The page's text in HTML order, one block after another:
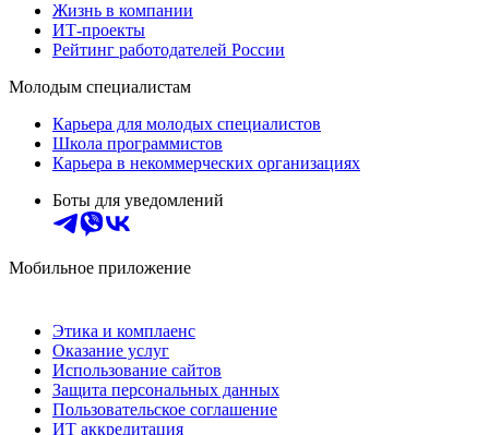
Жизнь в компании
ИТ-проекты
Рейтинг работодателей России
Молодым специалистам
Карьера для молодых специалистов
Школа программистов
Карьера в некоммерческих организациях
Боты для уведомлений
Мобильное приложение
Этика и комплаенс
Оказание услуг
Использование сайтов
Защита персональных данных
Пользовательское соглашение
ИТ аккредитация